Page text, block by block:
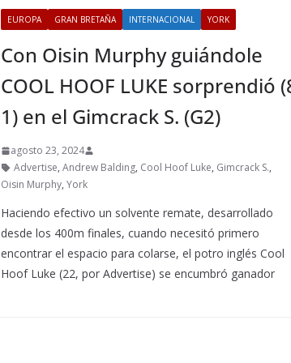
EUROPA GRAN BRETAÑA INTERNACIONAL YORK
Con Oisin Murphy guiándole
COOL HOOF LUKE sorprendió
1) en el Gimcrack S. (G2)
agosto 23, 2024
Advertise,Andrew Balding, Cool Hoof Luke, Gimcrack S.,
Oisin Murphy,York
Haciendo efectivo un solvente remate, desarrollado
desde los 400m finales, cuando necesitó primero
encontrar el espacio para colarse, el potro inglés Cool
Hoof Luke (22, por Advertise) se encumbró ganador